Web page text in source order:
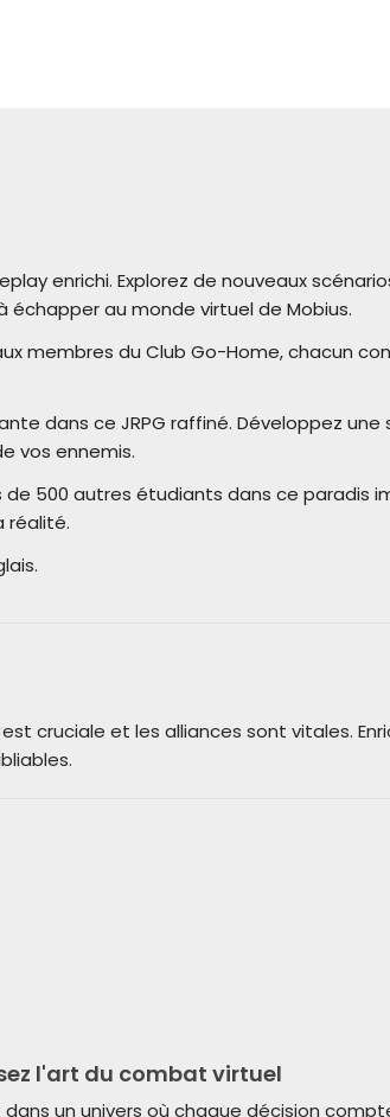
enrichi. Explorez de nouveaux
au monde virtuel de Mobius.
membres du Club Go-Home, chacun
dans ce JRPG raffiné. Développez une
vos ennemis.
500 autres étudiants dans ce paradis
réalité.
cruciale et les alliances sont vitales.
l'art du combat virtuel
dans un univers où chaque décision